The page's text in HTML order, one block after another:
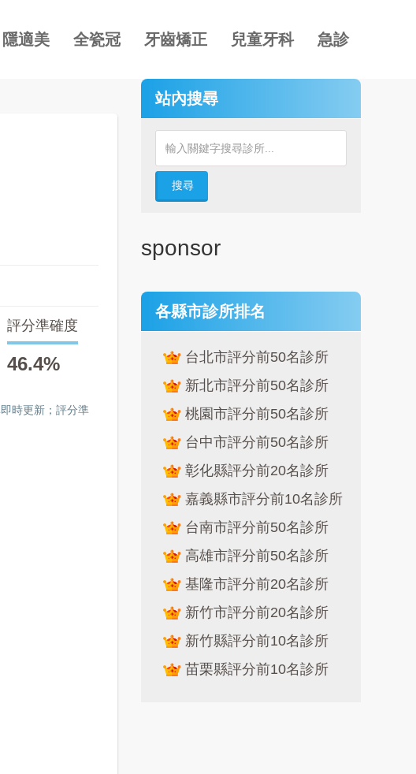
隱適美 全瓷冠 牙齒矯正 兒童牙科 急診
評分準確度
46.4%
時更新；評分準
站內搜尋
搜尋
sponsor
各縣市診所排名
台北市評分前50名診所
新北市評分前50名診所
桃園市評分前50名診所
台中市評分前50名診所
彰化縣評分前20名診所
嘉義縣市評分前10名診所
台南市評分前50名診所
高雄市評分前50名診所
基隆市評分前20名診所
新竹市評分前20名診所
新竹縣評分前10名診所
苗栗縣評分前10名診所